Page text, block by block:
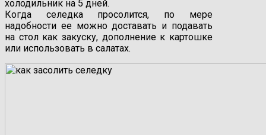
холодильник на 5 дней.
Когда селедка просолится, по мере
надобности ее можно доставать и подавать
на стол как закуску, дополнение к картошке
или использовать в салатах.